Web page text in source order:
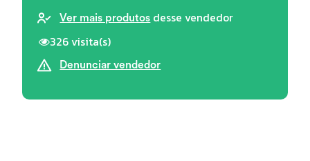
Ver mais produtos desse vendedor
326 visita(s)
Denunciar vendedor